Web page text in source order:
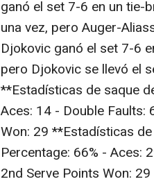
ganó el set 7-6 en un tie-
una vez, pero Auger-
Djokovic ganó el set 7-6
pero Djokovic se llevó el
**Estadísticas de saque
Aces: 14 - Double Faults:
Won: 29 **Estadísticas
Percentage: 66% - Aces:
2nd Serve Points Won: 29